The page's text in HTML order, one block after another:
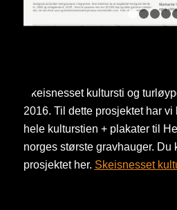
Skeisnesset kultursti og
2016. Til dette prosjektet har
hele kulturstien + plakater til
norges største gravhauger. Du
prosjektet her. Skeisnesset